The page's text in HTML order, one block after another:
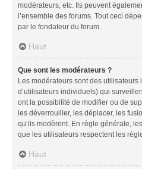
modérateurs, etc. Ils peuvent
l’ensemble des forums. Tout ceci
par le fondateur du forum.
Haut
Que sont les modérateurs ?
Les modérateurs sont des
d’utilisateurs individuels) qui
ont la possibilité de modifier ou de
les déverrouiller, les déplacer, les
qu’ils modèrent. En règle générale,
que les utilisateurs respectent les
Haut